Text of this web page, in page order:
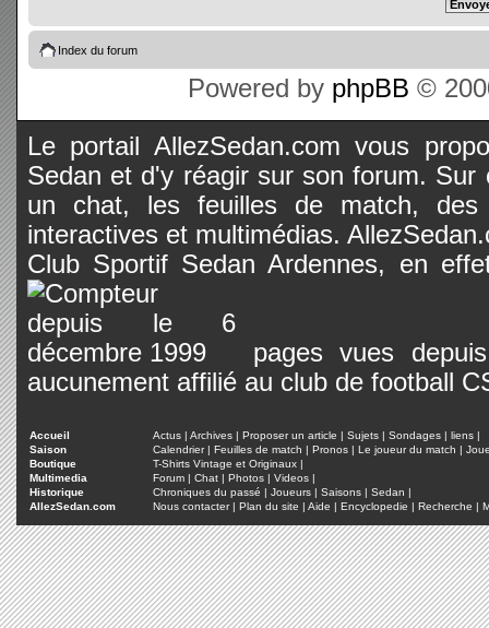
Index du forum
Powered by phpBB ©
Le portail AllezSedan.com vous
Sedan et d'y réagir sur son forum.
un chat, les feuilles de match, des
interactives et multimédias.
Club Sportif Sedan Ardennes, en
pages vues
aucunement affilié au club de football
Accueil Actus | Archives | Proposer un article | Sujets | Sondages | liens |
Saison
Calendrier| Feuilles de match | Pronos | Le joueur du match |
Boutique
T-Shirts Vintage et Originaux |
Multimedia
Forum | Chat | Photos | Videos |
Historique
Chroniques du passé | Joueurs | Saisons | Sedan |
AllezSedan.com
Nous contacter| Plan du site | Aide | Encyclopedie | Recherche |